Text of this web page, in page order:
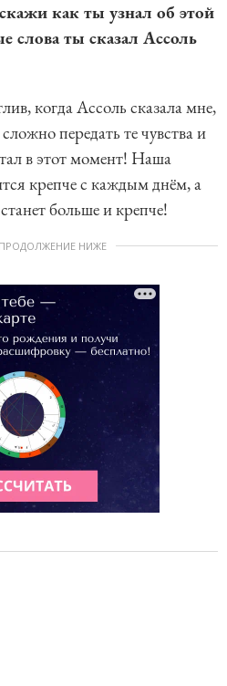
как ты узнал об этой
слова ты сказал Ассоль
когда Ассоль сказала мне,
передать те чувства и
в этот момент! Наша
крепче с каждым днём, а
больше и крепче!
НИЖЕ